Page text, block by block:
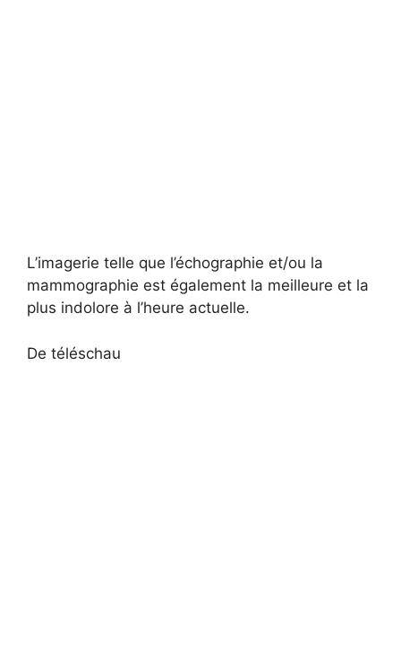
L’imagerie telle que l’échographie et/ou la
mammographie est également la meilleure et la
plus indolore à l’heure actuelle.
De téléschau